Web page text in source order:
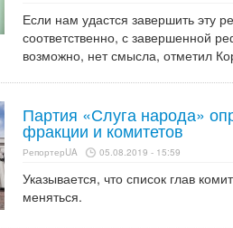
Если нам удастся завершить эту
соответственно, с завершенной
возможно, нет смысла, отметил
Партия «Слуга народа»
фракции и комитетов
РепортерUA 05.08.2019 - 15:59
Указывается, что список глав
меняться.